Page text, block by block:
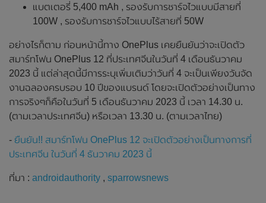
แบตเตอรี่ 5,400 mAh , รองรับการชาร์จไวแบบมีสายที่
100W , รองรับการชาร์จไวแบบไร้สายที่ 50W
อย่างไรก็ตาม ก่อนหน้านี้ทาง OnePlus เคยยืนยันว่าจะเปิดตัว
สมาร์ทโฟน OnePlus 12 ที่ประเทศจีนในวันที่ 4 เดือนธันวาคม
2023 นี้ แต่ล่าสุดนี้มีการระบุเพิ่มเติมว่าวันที่ 4 จะเป็นเพียงวันจัด
งานฉลองครบรอบ 10 ปีของแบรนด์ โดยจะเปิดตัวอย่างเป็นทาง
การจริงๆก็คือในวันที่ 5 เดือนธันวาคม 2023 นี้ เวลา 14.30 น.
(ตามเวลาประเทศจีน) หรือเวลา 13.30 น. (ตามเวลาไทย)
- ยืนยัน!! สมาร์ทโฟน OnePlus 12 จะเปิดตัวอย่างเป็นทางการที่
ประเทศจีน ในวันที่ 4 ธันวาคม 2023 นี้
ที่มา : androidauthority , sparrowsnews